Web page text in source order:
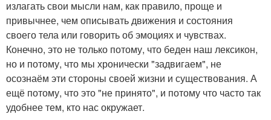
излагать свои мысли нам, как правило, проще и
привычнее, чем описывать движения и состояния
своего тела или говорить об эмоциях и чувствах.
Конечно, это не только потому, что беден наш лексикон,
но и потому, что мы хронически "задвигаем", не
осознаём эти стороны своей жизни и существования. А
ещё потому, что это "не принято", и потому что часто так
удобнее тем, кто нас окружает.